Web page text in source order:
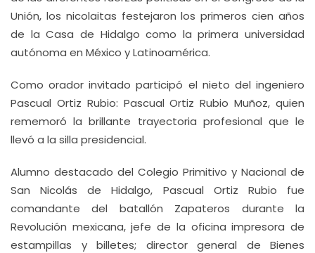
Unión, los nicolaitas festejaron los primeros cien años
de la Casa de Hidalgo como la primera universidad
autónoma en México y Latinoamérica.
Como orador invitado participó el nieto del ingeniero
Pascual Ortiz Rubio: Pascual Ortiz Rubio Muñoz, quien
rememoró la brillante trayectoria profesional que le
llevó a la silla presidencial.
Alumno destacado del Colegio Primitivo y Nacional de
San Nicolás de Hidalgo, Pascual Ortiz Rubio fue
comandante del batallón Zapateros durante la
Revolución mexicana, jefe de la oficina impresora de
estampillas y billetes; director general de Bienes